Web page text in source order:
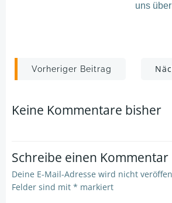
uns
Post
navigation
Vorheriger Beitrag
Keine Kommentare bisher
Schreibe einen Kommentar
Deine E-Mail-Adresse wird nicht
Felder sind mit * markiert